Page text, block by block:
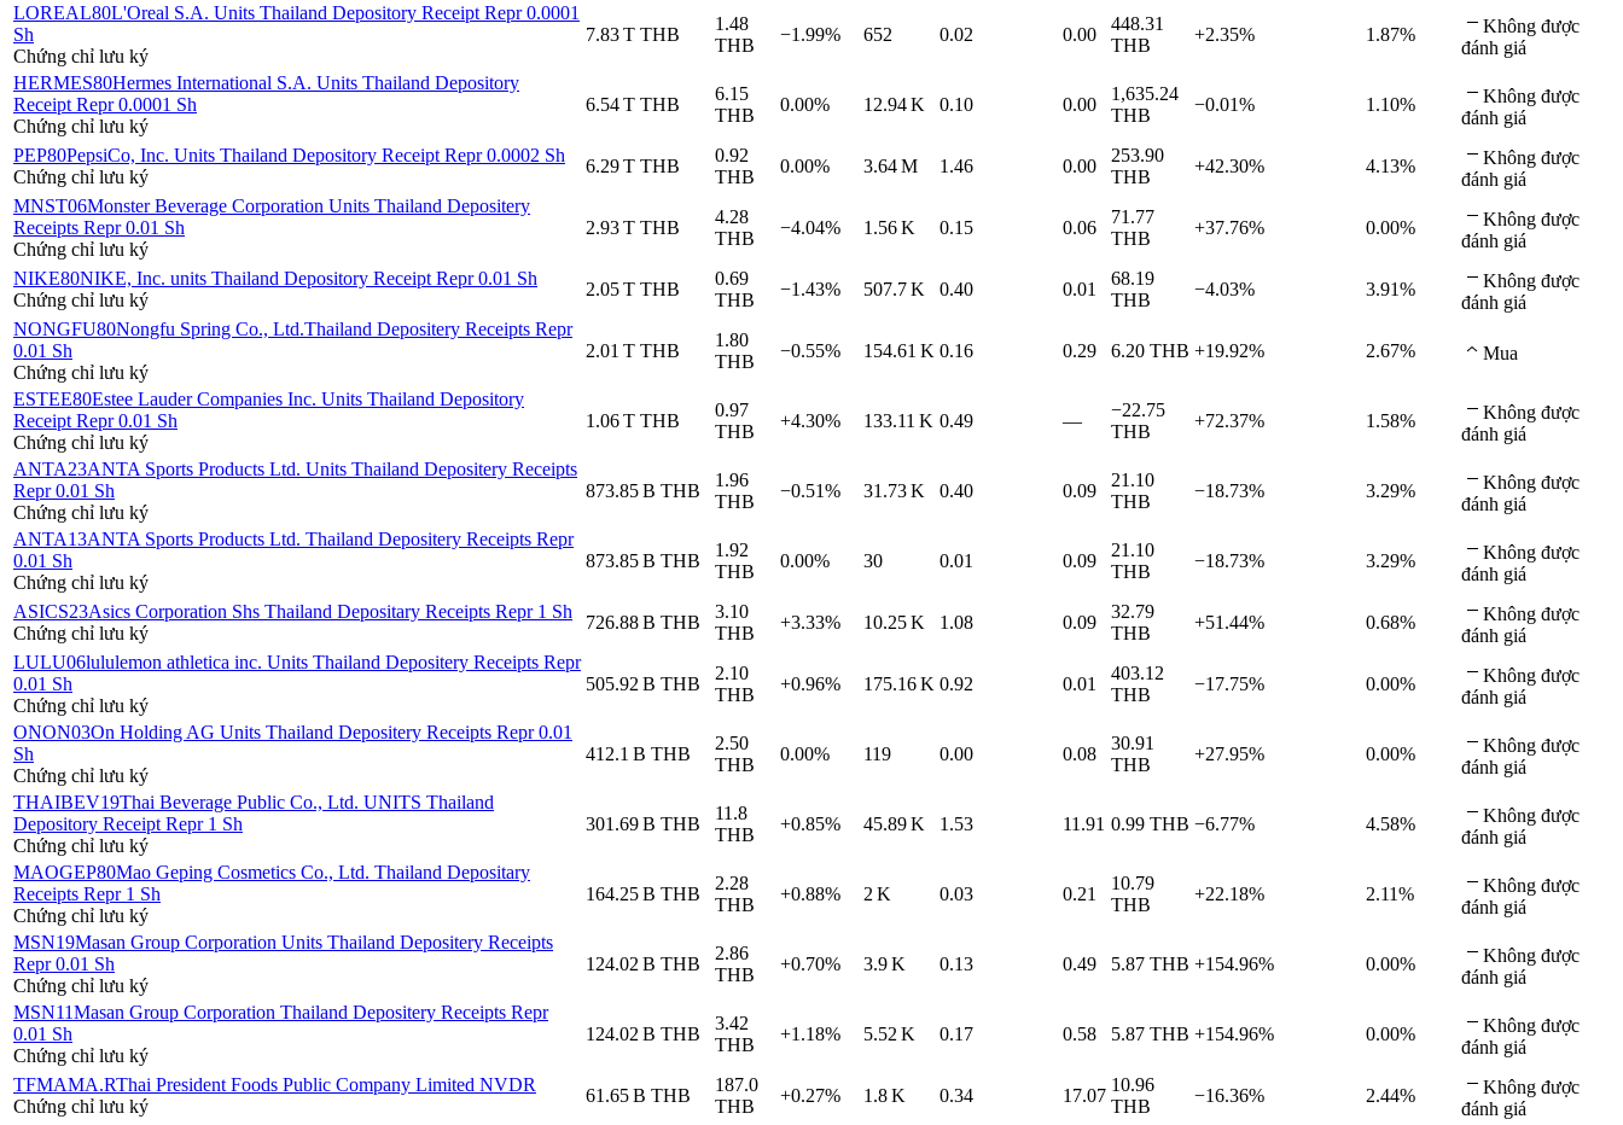
LOREAL80L'Oreal S.A. Units Thailand Depository Receipt Repr 0.0001
Sh
Chứng chỉ lưu ký
7.83 T THB
1.48
THB
−1.99% 652 0.02 0.00
448.31
THB
+2.35% 1.87%
Không được
đánh giá
HERMES80Hermes International S.A. Units Thailand Depository
Receipt Repr 0.0001 Sh
Chứng chỉ lưu ký
6.54 T THB
6.15
THB
0.00% 12.94 K 0.10 0.00
1,635.24
THB
−0.01% 1.10%
Không được
đánh giá
PEP80PepsiCo, Inc. Units Thailand Depository Receipt Repr 0.0002 Sh
Chứng chỉ lưu ký
6.29 T THB
0.92
THB
0.00% 3.64 M 1.46 0.00
253.90
THB
+42.30% 4.13%
Không được
đánh giá
MNST06Monster Beverage Corporation Units Thailand Depositery
Receipts Repr 0.01 Sh
Chứng chỉ lưu ký
2.93 T THB
4.28
THB
−4.04% 1.56 K 0.15 0.06
71.77
THB
+37.76% 0.00%
Không được
đánh giá
NIKE80NIKE, Inc. units Thailand Depository Receipt Repr 0.01 Sh
Chứng chỉ lưu ký
2.05 T THB
0.69
THB
−1.43% 507.7 K 0.40 0.01
68.19
THB
−4.03% 3.91%
Không được
đánh giá
NONGFU80Nongfu Spring Co., Ltd.Thailand Depositery Receipts Repr
0.01 Sh
Chứng chỉ lưu ký
2.01 T THB
1.80
THB
−0.55% 154.61 K 0.16 0.29 6.20 THB +19.92% 2.67% Mua
ESTEE80Estee Lauder Companies Inc. Units Thailand Depository
Receipt Repr 0.01 Sh
Chứng chỉ lưu ký
1.06 T THB
0.97
THB
+4.30% 133.11 K 0.49 —
−22.75
THB
+72.37% 1.58%
Không được
đánh giá
ANTA23ANTA Sports Products Ltd. Units Thailand Depositery Receipts
Repr 0.01 Sh
Chứng chỉ lưu ký
873.85 B THB
1.96
THB
−0.51% 31.73 K 0.40 0.09
21.10
THB
−18.73% 3.29%
Không được
đánh giá
ANTA13ANTA Sports Products Ltd. Thailand Depositery Receipts Repr
0.01 Sh
Chứng chỉ lưu ký
873.85 B THB
1.92
THB
0.00% 30 0.01 0.09
21.10
THB
−18.73% 3.29%
Không được
đánh giá
ASICS23Asics Corporation Shs Thailand Depositary Receipts Repr 1 Sh
Chứng chỉ lưu ký
726.88 B THB
3.10
THB
+3.33% 10.25 K 1.08 0.09
32.79
THB
+51.44% 0.68%
Không được
đánh giá
LULU06lululemon athletica inc. Units Thailand Depositery Receipts Repr
0.01 Sh
Chứng chỉ lưu ký
505.92 B THB
2.10
THB
+0.96% 175.16 K 0.92 0.01
403.12
THB
−17.75% 0.00%
Không được
đánh giá
ONON03On Holding AG Units Thailand Depositery Receipts Repr 0.01
Sh
Chứng chỉ lưu ký
412.1 B THB
2.50
THB
0.00% 119 0.00 0.08
30.91
THB
+27.95% 0.00%
Không được
đánh giá
THAIBEV19Thai Beverage Public Co., Ltd. UNITS Thailand
Depository Receipt Repr 1 Sh
Chứng chỉ lưu ký
301.69 B THB
11.8
THB
+0.85% 45.89 K 1.53 11.91 0.99 THB −6.77% 4.58%
Không được
đánh giá
MAOGEP80Mao Geping Cosmetics Co., Ltd. Thailand Depositary
Receipts Repr 1 Sh
Chứng chỉ lưu ký
164.25 B THB
2.28
THB
+0.88% 2 K 0.03 0.21
10.79
THB
+22.18% 2.11%
Không được
đánh giá
MSN19Masan Group Corporation Units Thailand Depositery Receipts
Repr 0.01 Sh
Chứng chỉ lưu ký
124.02 B THB
2.86
THB
+0.70% 3.9 K 0.13 0.49 5.87 THB +154.96% 0.00%
Không được
đánh giá
MSN11Masan Group Corporation Thailand Depositery Receipts Repr
0.01 Sh
Chứng chỉ lưu ký
124.02 B THB
3.42
THB
+1.18% 5.52 K 0.17 0.58 5.87 THB +154.96% 0.00%
Không được
đánh giá
TFMAMA.RThai President Foods Public Company Limited NVDR
Chứng chỉ lưu ký
61.65 B THB
187.0
THB
+0.27% 1.8 K 0.34 17.07
10.96
THB
−16.36% 2.44%
Không được
đánh giá